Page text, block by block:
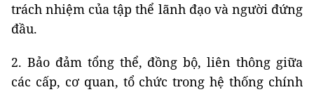
trách nhiệm của tập thể lãnh đạo và người đứng
đầu.
2. Bảo đảm tổng thể, đồng bộ, liên thông giữa
các cấp, cơ quan, tổ chức trong hệ thống chính